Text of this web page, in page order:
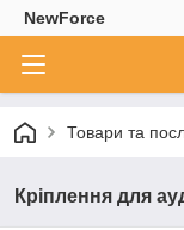
NewForce
Товари та
Кріплення для